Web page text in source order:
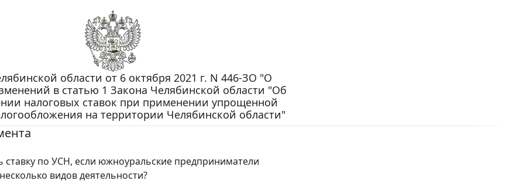
области от 6 октября 2021 г. N 446-ЗО "О
в статью 1 Закона Челябинской области "Об
налоговых ставок при применении упрощенной
на территории Челябинской области"
ставку по УСН, если южноуральские предприниматели
видов деятельности?